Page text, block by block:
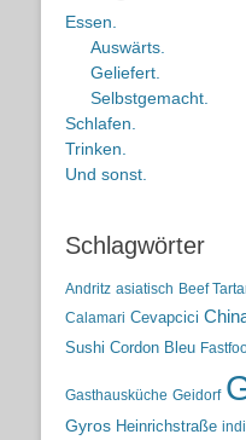
Essen.
Auswärts.
Geliefert.
Selbstgemacht.
Schlafen.
Trinken.
Und sonst.
Schlagwörter
Andritz asiatisch Beef
Calamari Cevapcici
Sushi Cordon Bleu
Gasthausküche Geidorf
Gyros Heinrichstraße